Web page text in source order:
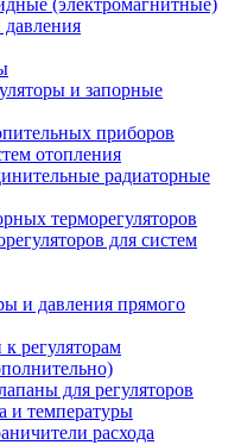
(электромагнитные)
давления
и запорные
приборов
отопления
радиаторные
терморегуляторов
для систем
и давления прямого
регуляторам
для регуляторов
и температуры
расхода